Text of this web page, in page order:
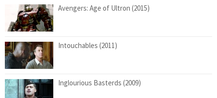
Avengers: Age of Ultron (2015)
Intouchables (2011)
Inglourious Basterds (2009)